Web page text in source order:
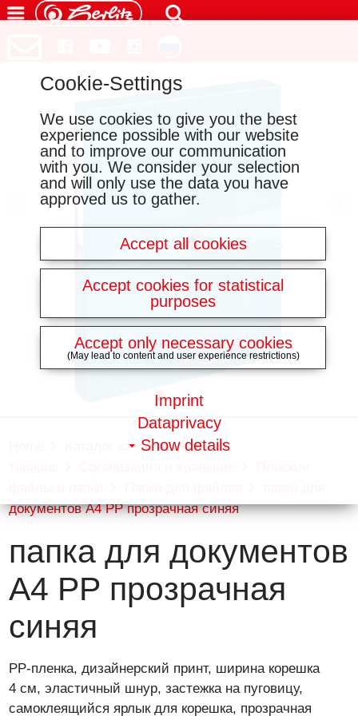
Каталог канцелярских
документов А4 РР прозрачная синяя
папка для документов
А4 РР прозрачная
синяя
PP-пленка, дизайнерский принт, ширина корешка
4 см, эластичный шнур, застежка на пуговицу,
самоклеящийся ярлык для корешка, прозрачная
Cookie-Settings
We use cookies to give you the best
experience possible with our website
and to improve our communication
with you. We consider your selection
and will only use the data you have
approved us to gather.
Accept all cookies
Accept cookies for statistical
purposes
Accept only necessary cookies
(May lead to content and user experience restrictions)
Show details
Dataprivacy
Imprint